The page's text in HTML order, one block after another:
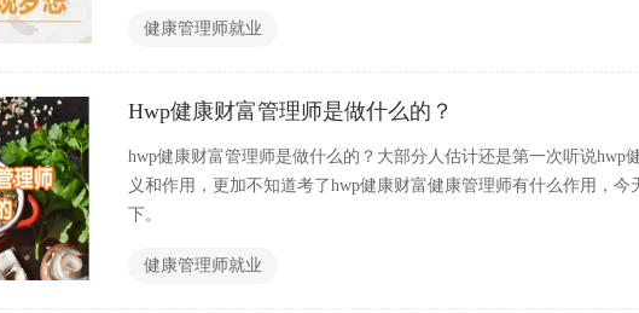
健康管理师就业
Hwp健康财富管理师是做什么的？
hwp健康财富管理师是做什么的？大部分人估计还是第一次听说hwp
义和作用，更加不知道考了hwp健康财富健康管理师有什么作用，
下。
健康管理师就业